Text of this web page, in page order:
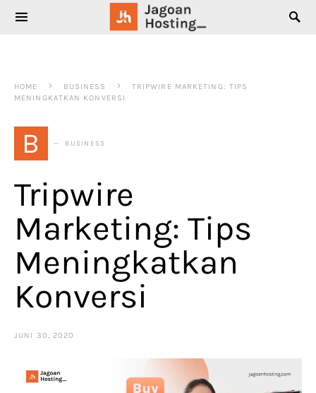
SEARCH FOR:
HOME BUSINESS
TRIPWIRE MARKETING: TIPS
MENINGKATKAN KONVERSI
B BUSINESS
Tripwire
Marketing: Tips
Meningkatkan
Konversi
JUNI 30, 2020